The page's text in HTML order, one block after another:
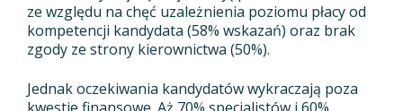
ze względu na chęć uzależnienia poziomu płacy od
kompetencji kandydata (58% wskazań) oraz brak
zgody ze strony kierownictwa (50%).
Jednak oczekiwania kandydatów wykraczają poza
kwestie finansowe. Aż 70% specjalistów i 60%